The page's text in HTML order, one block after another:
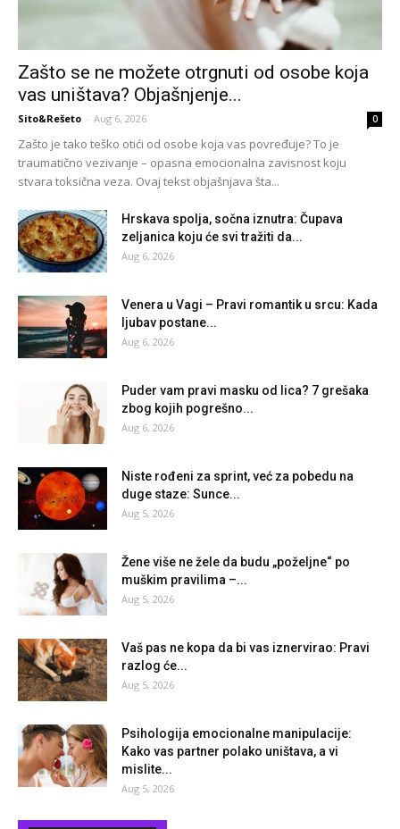
Zašto se ne možete otrgnuti od osobe koja
vas uništava? Objašnjenje...
Sito&Rešeto - Aug 6, 2026 0
Zašto je tako teško otići od osobe koja vas povređuje? To je
traumatično vezivanje – opasna emocionalna zavisnost koju
stvara toksična veza. Ovaj tekst objašnjava šta...
Hrskava spolja, sočna iznutra: Čupava
zeljanica koju će svi tražiti da...
Aug 6, 2026
Venera u Vagi – Pravi romantik u srcu: Kada
ljubav postane...
Aug 6, 2026
Puder vam pravi masku od lica? 7 grešaka
zbog kojih pogrešno...
Aug 6, 2026
Niste rođeni za sprint, već za pobedu na
duge staze: Sunce...
Aug 5, 2026
Žene više ne žele da budu „poželjne“ po
muškim pravilima –...
Aug 5, 2026
Vaš pas ne kopa da bi vas iznervirao: Pravi
razlog će...
Aug 5, 2026
Psihologija emocionalne manipulacije:
Kako vas partner polako uništava, a vi
mislite...
Aug 5, 2026